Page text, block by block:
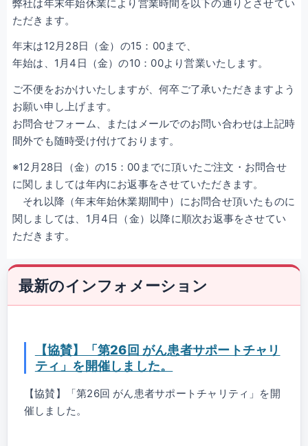
弊社は年末年始休業により営業時間を以下の通りとさせてい
ただきます。
年末は12月28日（金）の15：00まで、
年始は、1月4日（金）の10：00より営業いたします。
ご不便をおかけいたしますが、何卒ご了承いただきますよう
お願い申し上げます。
お問合せフォーム、またはメールでのお問い合わせは上記時
間外でも随時受け付けております。
※12月28日（金）の15：00までに頂いたご注文・お問合せ
に関しましては年内にお返事をさせていただきます。
それ以降（年末年始休業期間中）にお問合せ頂いたものに
関しましては、1月4日（金）以降に順次お返事をさせてい
ただきます。
最新のインフォメーション
【協賛】「第26回 がん患者サポートチャリ
ティ」を開催しました。
【協賛】「第26回 がん患者サポートチャリティ」を開
催しました。